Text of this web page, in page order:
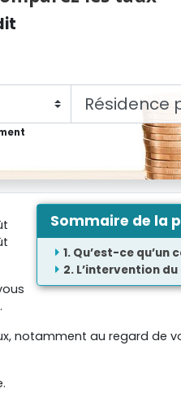
Sommaire de la
Qu’est-ce qu’un
L’intervention
notamment au regard de